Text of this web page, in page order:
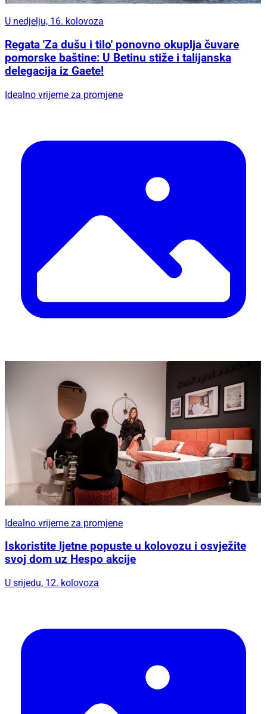
U nedjelju, 16. kolovoza
Regata 'Za dušu i tilo' ponovno okuplja čuvare
pomorske baštine: U Betinu stiže i talijanska
delegacija iz Gaete!
Idealno vrijeme za promjene
Idealno vrijeme za promjene
Iskoristite ljetne popuste u kolovozu i osvježite
svoj dom uz Hespo akcije
U srijedu, 12. kolovoza